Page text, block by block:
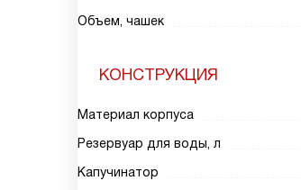
Объем, чашек
КОНСТРУКЦИЯ
Материал корпуса
Резервуар для воды, л
Капучинатор